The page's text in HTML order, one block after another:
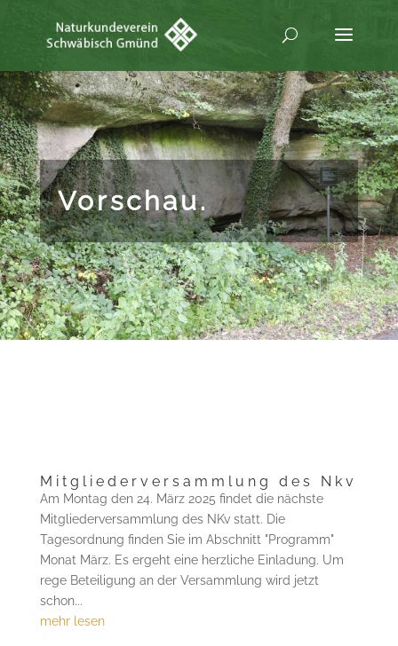
Vorschau.
Mitgliederversammlung des Nkv
Am Montag den 24. März 2025 findet die nächste
Mitgliederversammlung des NKv statt. Die
Tagesordnung finden Sie im Abschnitt "Programm"
Monat März. Es ergeht eine herzliche Einladung. Um
rege Beteiligung an der Versammlung wird jetzt
schon...
mehr lesen